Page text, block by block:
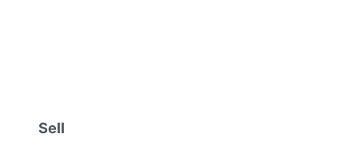
Sell